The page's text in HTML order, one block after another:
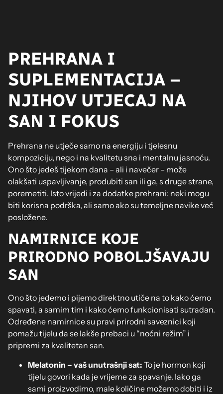
PREHRANA I
SUPLEMENTACIJA –
NJIHOV UTJECAJ NA
SAN I FOKUS
Prehrana ne utječe samo na energiju i tjelesnu
kompoziciju, nego i na kvalitetu sna i mentalnu jasnoću.
Ono što jedeš tijekom dana – ali i navečer – može
olakšati uspavljivanje, produbiti san ili ga, s druge strane,
poremetiti. Isto vrijedi i za dodatke prehrani: neki mogu
biti korisna podrška, ali samo ako su temeljne navike već
posložene.
NAMIRNICE KOJE
PRIRODNO POBOLJŠAVAJU
SAN
Ono što jedemo i pijemo direktno utiče na to kako ćemo
spavati, a samim tim i kako ćemo funkcionisati sutradan.
Određene namirnice su pravi prirodni saveznici koji
pomažu tijelu da se lakše prebaci u “noćni režim” i
pripremi za kvalitetan san.
Melatonin – vaš unutrašnji sat: To je hormon koji
tijelu govori kada je vrijeme za spavanje. Iako ga
sami proizvodimo, male količine možemo dobiti i iz